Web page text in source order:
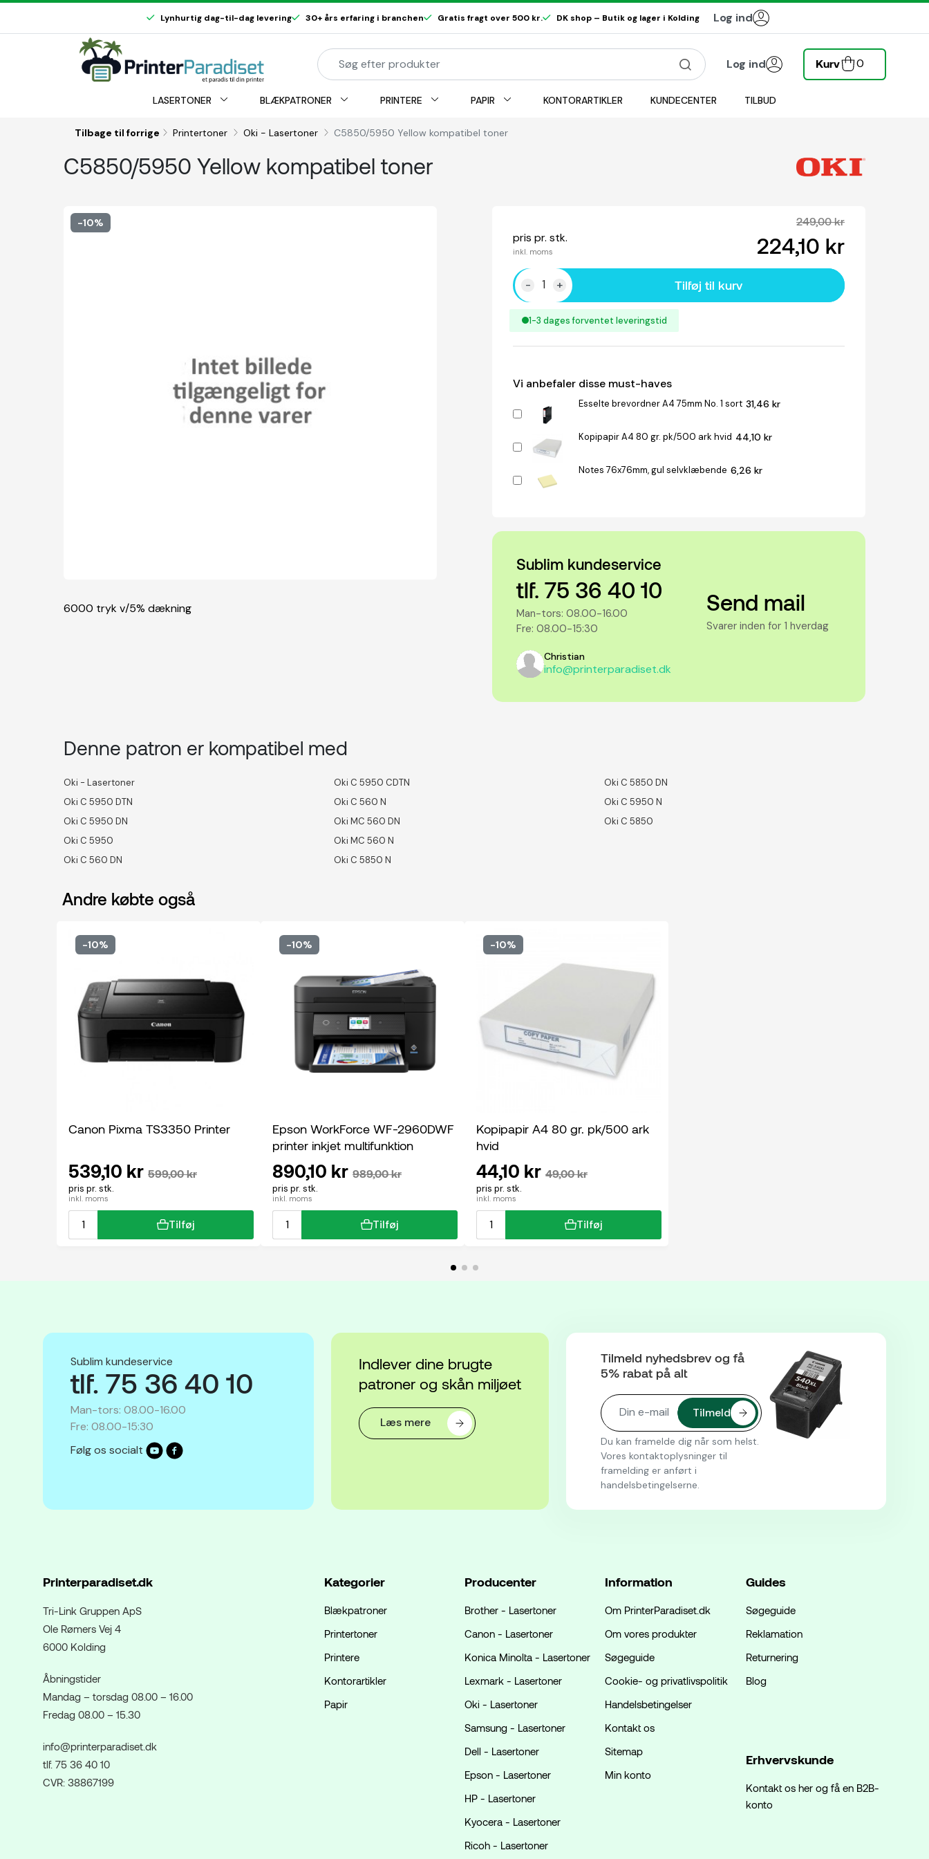
Lynhurtig dag-til-dag levering 30+ års erfaring i branchen Gratis fragt over 500 kr. DK shop – Butik og lager i Kolding Log ind
Log ind Kurv 0
LASERTONER BLÆKPATRONER PRINTERE PAPIR KONTORARTIKLER KUNDECENTER TILBUD
Tilbage til forrige Printertoner Oki - Lasertoner C5850/5950 Yellow kompatibel toner
C5850/5950 Yellow kompatibel toner
-10%
6000 tryk v/5% dækning
249,00 kr
pris pr. stk.
inkl. moms 224,10 kr
- + Tilføj til kurv
1-3 dages forventet leveringstid
Vi anbefaler disse must-haves
Esselte brevordner A4 75mm No. 1 sort 31,46 kr
Kopipapir A4 80 gr. pk/500 ark hvid 44,10 kr
Notes 76x76mm, gul selvklæbende 6,26 kr
Sublim kundeservice
tlf. 75 36 40 10
Man-tors: 08.00-16.00
Fre: 08.00-15:30
Christian
info@printerparadiset.dk
Send mail
Svarer inden for 1 hverdag
Denne patron er kompatibel med
Oki - Lasertoner
Oki C 5950 DTN
Oki C 5950 DN
Oki C 5950
Oki C 560 DN
Oki C 5950 CDTN
Oki C 560 N
Oki MC 560 DN
Oki MC 560 N
Oki C 5850 N
Oki C 5850 DN
Oki C 5950 N
Oki C 5850
Andre købte også
-10%
Canon Pixma TS3350 Printer
pris pr. stk.
inkl. moms
539,10 kr 599,00 kr
Tilføj
-10%
Epson WorkForce WF-2960DWF
printer inkjet multifunktion
pris pr. stk.
inkl. moms
890,10 kr 989,00 kr
Tilføj
-10%
Kopipapir A4 80 gr. pk/500 ark
hvid
pris pr. stk.
inkl. moms
44,10 kr 49,00 kr
Tilføj
Sublim kundeservice
tlf. 75 36 40 10
Man-tors: 08.00-16.00
Fre: 08.00-15:30
Følg os socialt
Indlever dine brugte
patroner og skån miljøet
Læs mere
Tilmeld nyhedsbrev og få
5% rabat på alt
Du kan framelde dig når som helst.
Vores kontaktoplysninger til
framelding er anført i
handelsbetingelserne.
Printerparadiset.dk
Tri-Link Gruppen ApS
Ole Rømers Vej 4
6000 Kolding
Åbningstider
Mandag – torsdag 08.00 – 16.00
Fredag 08.00 – 15.30
info@printerparadiset.dk
tlf. 75 36 40 10
CVR: 38867199
Kategorier
Blækpatroner
Printertoner
Printere
Kontorartikler
Papir
Producenter
Brother - Lasertoner
Canon - Lasertoner
Konica Minolta - Lasertoner
Lexmark - Lasertoner
Oki - Lasertoner
Samsung - Lasertoner
Dell - Lasertoner
Epson - Lasertoner
HP - Lasertoner
Kyocera - Lasertoner
Ricoh - Lasertoner
Information
Om PrinterParadiset.dk
Om vores produkter
Søgeguide
Cookie- og privatlivspolitik
Handelsbetingelser
Kontakt os
Sitemap
Min konto
Guides
Søgeguide
Reklamation
Returnering
Blog
Erhvervskunde
Kontakt os her og få en B2B-
konto